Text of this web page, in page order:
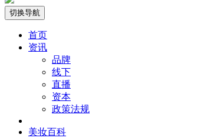
切换导航
首页
资讯
品牌
线下
直播
资本
政策法规
美妆百科